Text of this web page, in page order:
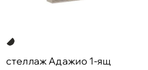
стеллаж Адажио 1-ящ